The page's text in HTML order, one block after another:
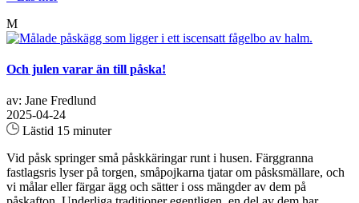
M
Och julen varar än till påska!
av: Jane Fredlund
2025-04-24
Lästid 15 minuter
Vid påsk springer små påskkäringar runt i husen. Färggranna
fastlagsris lyser på torgen, småpojkarna tjatar om påsksmällare, och
vi målar eller färgar ägg och sätter i oss mängder av dem på